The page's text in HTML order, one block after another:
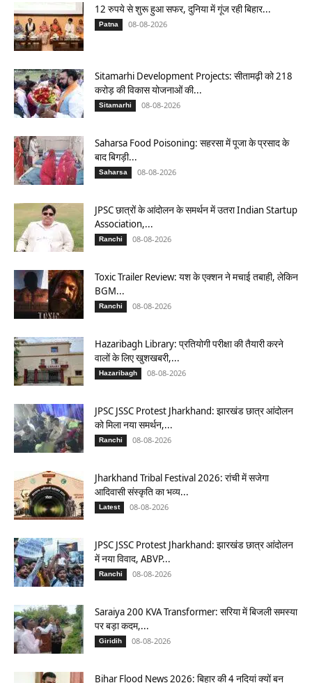
12 रुपये से शुरू हुआ सफर, दुनिया में गूंज रही बिहार...
Patna 08-08-2026
Sitamarhi Development Projects: सीतामढ़ी को 218
करोड़ की विकास योजनाओं की...
Sitamarhi 08-08-2026
Saharsa Food Poisoning: सहरसा में पूजा के प्रसाद के
बाद बिगड़ी...
Saharsa 08-08-2026
JPSC छात्रों के आंदोलन के समर्थन में उतरा Indian Startup
Association,...
Ranchi 08-08-2026
Toxic Trailer Review: यश के एक्शन ने मचाई तबाही, लेकिन
BGM...
Ranchi 08-08-2026
Hazaribagh Library: प्रतियोगी परीक्षा की तैयारी करने
वालों के लिए खुशखबरी,...
Hazaribagh 08-08-2026
JPSC JSSC Protest Jharkhand: झारखंड छात्र आंदोलन
को मिला नया समर्थन,...
Ranchi 08-08-2026
Jharkhand Tribal Festival 2026: रांची में सजेगा
आदिवासी संस्कृति का भव्य...
Latest 08-08-2026
JPSC JSSC Protest Jharkhand: झारखंड छात्र आंदोलन
में नया विवाद, ABVP...
Ranchi 08-08-2026
Saraiya 200 KVA Transformer: सरिया में बिजली समस्या
पर बड़ा कदम,...
Giridih 08-08-2026
Bihar Flood News 2026: बिहार की 4 नदियां क्यों बन